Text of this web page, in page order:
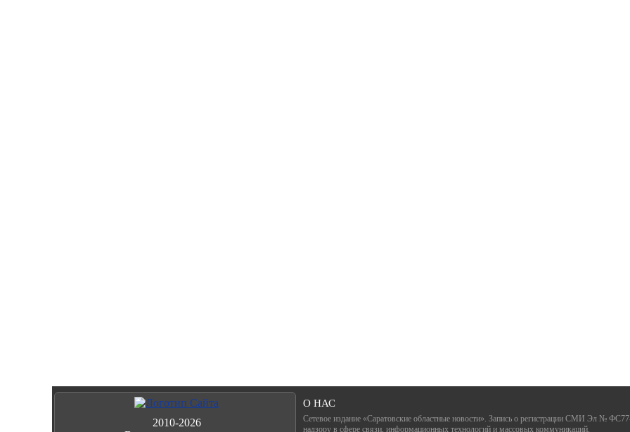
2010-2026
О НАС
Сетевое издание «Саратовские областные новости». Запись о регистрации СМИ Эл №
надзору в сфере связи, информационных технологий и массовых коммуникаций.